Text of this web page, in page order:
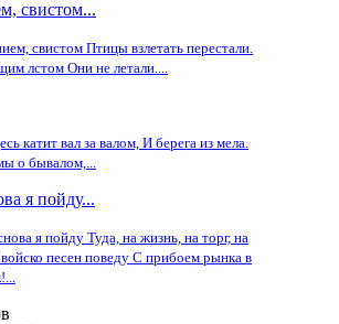
свистом...
свистом Птицы взлетать перестали.
лстом Они не летали....
катит вал за валом, И берега из мела.
о бывалом,...
я пойду...
я пойду Туда, на жизнь, на торг, на
песен поведу С прибоем рынка в